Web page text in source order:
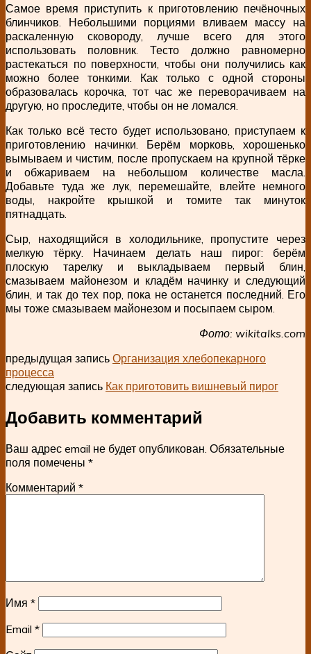
Самое время приступить к приготовлению печёночных
блинчиков. Небольшими порциями вливаем массу на
раскаленную сковороду, лучше всего для этого
использовать половник. Тесто должно равномерно
растекаться по поверхности, чтобы они получились как
можно более тонкими. Как только с одной стороны
образовалась корочка, тот час же переворачиваем на
другую, но проследите, чтобы он не ломался.
Как только всё тесто будет использовано, приступаем к
приготовлению начинки. Берём морковь, хорошенько
вымываем и чистим, после пропускаем на крупной тёрке
и обжариваем на небольшом количестве масла.
Добавьте туда же лук, перемешайте, влейте немного
воды, накройте крышкой и томите так минуток
пятнадцать.
Сыр, находящийся в холодильнике, пропустите через
мелкую тёрку. Начинаем делать наш пирог: берём
плоскую тарелку и выкладываем первый блин,
смазываем майонезом и кладём начинку и следующий
блин, и так до тех пор, пока не останется последний. Его
мы тоже смазываем майонезом и посыпаем сыром.
Фото: wikitalks.com
предыдущая запись Организация хлебопекарного
процесса
следующая запись Как приготовить вишневый пирог
Добавить комментарий
Ваш адрес email не будет опубликован. Обязательные
поля помечены *
Комментарий *
Имя *
Email *